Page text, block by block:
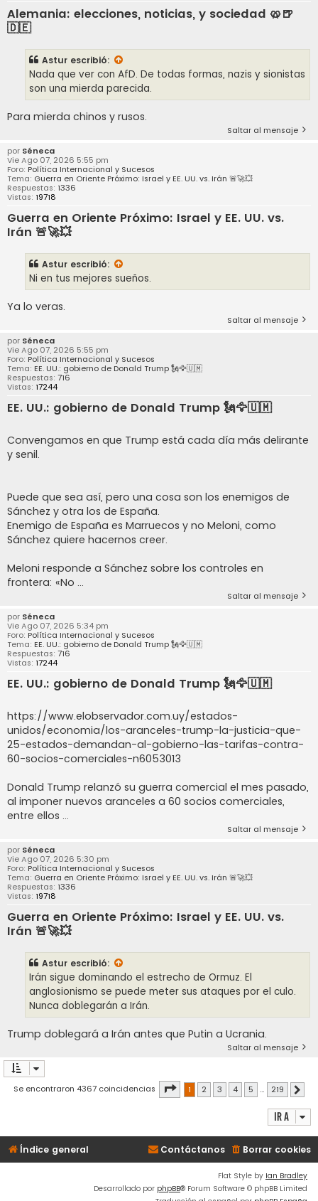
Alemania: elecciones, noticias, y sociedad 🥨🍺
🇩🇪
Astur escribió:
Nada que ver con AfD. De todas formas, nazis y sionistas
son una mierda parecida.
Para mierda chinos y rusos.
Saltar al mensaje
por Séneca
Vie Ago 07, 2026 5:55 pm
Foro: Política Internacional y Sucesos
Tema: Guerra en Oriente Próximo: Israel y EE. UU. vs. Irán 🚨🚀💥
Respuestas: 1336
Vistas: 19718
Guerra en Oriente Próximo: Israel y EE. UU. vs.
Irán 🚨🚀💥
Astur escribió:
Ni en tus mejores sueños.
Ya lo veras.
Saltar al mensaje
por Séneca
Vie Ago 07, 2026 5:55 pm
Foro: Política Internacional y Sucesos
Tema: EE. UU.: gobierno de Donald Trump 🗽🦅🇺🇲
Respuestas: 716
Vistas: 17244
EE. UU.: gobierno de Donald Trump 🗽🦅🇺🇲
Convengamos en que Trump está cada día más delirante
y senil.
Puede que sea así, pero una cosa son los enemigos de
Sánchez y otra los de España.
Enemigo de España es Marruecos y no Meloni, como
Sánchez quiere hacernos creer.
Meloni responde a Sánchez sobre los controles en
frontera: «No ...
Saltar al mensaje
por Séneca
Vie Ago 07, 2026 5:34 pm
Foro: Política Internacional y Sucesos
Tema: EE. UU.: gobierno de Donald Trump 🗽🦅🇺🇲
Respuestas: 716
Vistas: 17244
EE. UU.: gobierno de Donald Trump 🗽🦅🇺🇲
https://www.elobservador.com.uy/estados-
unidos/economia/los-aranceles-trump-la-justicia-que-
25-estados-demandan-al-gobierno-las-tarifas-contra-
60-socios-comerciales-n6053013
Donald Trump relanzó su guerra comercial el mes pasado,
al imponer nuevos aranceles a 60 socios comerciales,
entre ellos ...
Saltar al mensaje
por Séneca
Vie Ago 07, 2026 5:30 pm
Foro: Política Internacional y Sucesos
Tema: Guerra en Oriente Próximo: Israel y EE. UU. vs. Irán 🚨🚀💥
Respuestas: 1336
Vistas: 19718
Guerra en Oriente Próximo: Israel y EE. UU. vs.
Irán 🚨🚀💥
Astur escribió:
Irán sigue dominando el estrecho de Ormuz. El
anglosionismo se puede meter sus ataques por el culo.
Nunca doblegarán a Irán.
Trump doblegará a Irán antes que Putin a Ucrania.
Saltar al mensaje
Se encontraron 4367 coincidencias Página de 219
1 2 3 4 5 … 219
Ir a
Índice general Borrar cookies
Contáctanos
Flat Style by Ian Bradley
Desarrollado por phpBB® Forum Software © phpBB Limited